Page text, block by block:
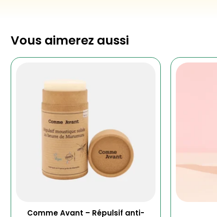
Vous aimerez aussi
Comme Avant – Répulsif anti-